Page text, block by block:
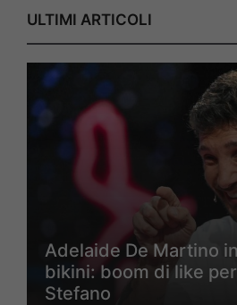
ULTIMI ARTICOLI
Adelaide De Martino
bikini: boom di like
Stefano